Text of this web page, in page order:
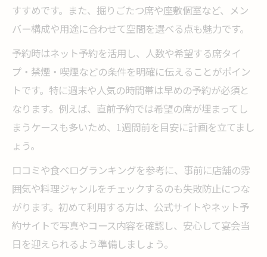
すすめです。また、掘りごたつ席や座敷個室など、メン
バー構成や用途に合わせて空間を選べる点も魅力です。
予約時はネット予約を活用し、人数や希望する席タイ
プ・禁煙・喫煙などの条件を明確に伝えることがポイン
トです。特に週末や人気の時間帯は早めの予約が必須と
なります。例えば、直前予約では希望の席が埋まってし
まうケースも多いため、1週間前を目安に計画を立てまし
ょう。
口コミや食べログランキングを参考に、事前に店舗の雰
囲気や料理ジャンルをチェックするのも失敗防止につな
がります。初めて利用する方は、公式サイトやネット予
約サイトで写真やコース内容を確認し、安心して宴会当
日を迎えられるよう準備しましょう。